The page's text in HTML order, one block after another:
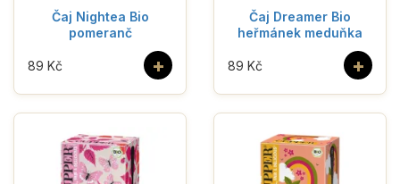
Čaj Nightea Bio
pomeranč
+
89 Kč
Čaj Dreamer Bio
heřmánek meduňka
+
89 Kč